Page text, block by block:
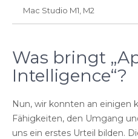
Mac Studio M1, M2
Was bringt
Intelligence“?
Nun, wir konnten an einigen
Fähigkeiten, den Umgang
uns ein erstes Urteil bilden.